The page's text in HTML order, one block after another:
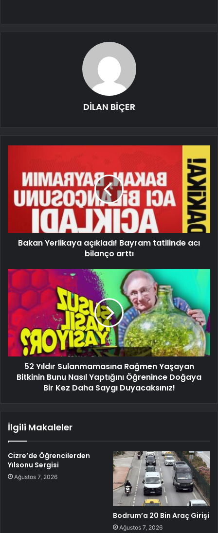
DİLAN BİÇER
Bakan Yerlikaya açıkladı! Bayram tatilinde acı
bilanço arttı
52 Yıldır Sulanmamasına Rağmen Yaşayan
Bitkinin Bunu Nasıl Yaptığını Öğrenince Doğaya
Bir Kez Daha Saygı Duyacaksınız!
İlgili Makaleler
Cizre’de Öğrencilerden
Yılsonu Sergisi
Ağustos 7, 2026
Bodrum’a 20 Bin Araç Girişi
Ağustos 7, 2026